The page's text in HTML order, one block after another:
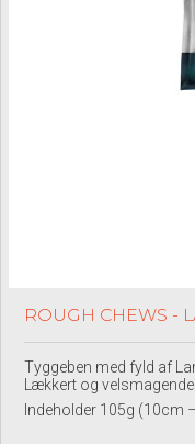
ROUGH CHEWS -
Tyggeben med fyld af
Lækkert og
Indeholder 105g (10cm